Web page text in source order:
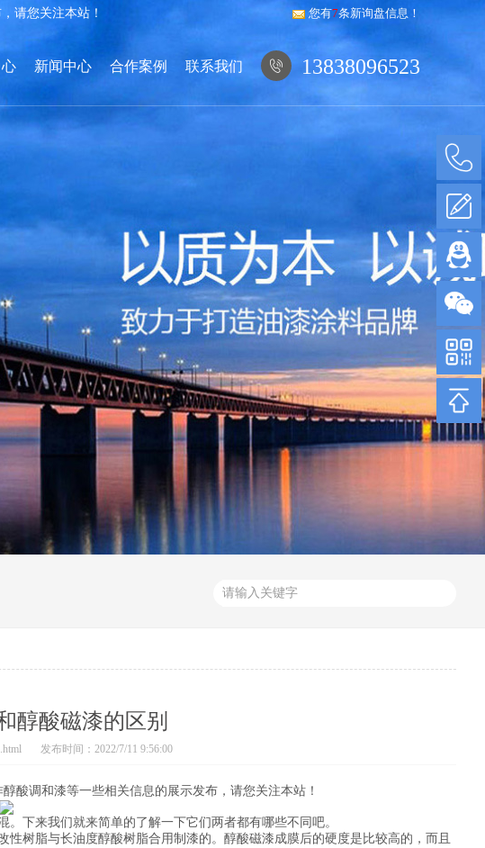
请您关注本站！ 您有7条新询盘信息！
新闻中心 合作案例 联系我们  13838096523
醇酸磁漆的区别
发布时间：2022/7/11 9:56:00
醇酸调和漆等一些相关信息的展示发布，请您关注本站！
。下来我们就来简单的了解一下它们两者都有哪些不同吧。
树脂与长油度醇酸树脂合用制漆的。醇酸磁漆成膜后的硬度是比较高的，而且